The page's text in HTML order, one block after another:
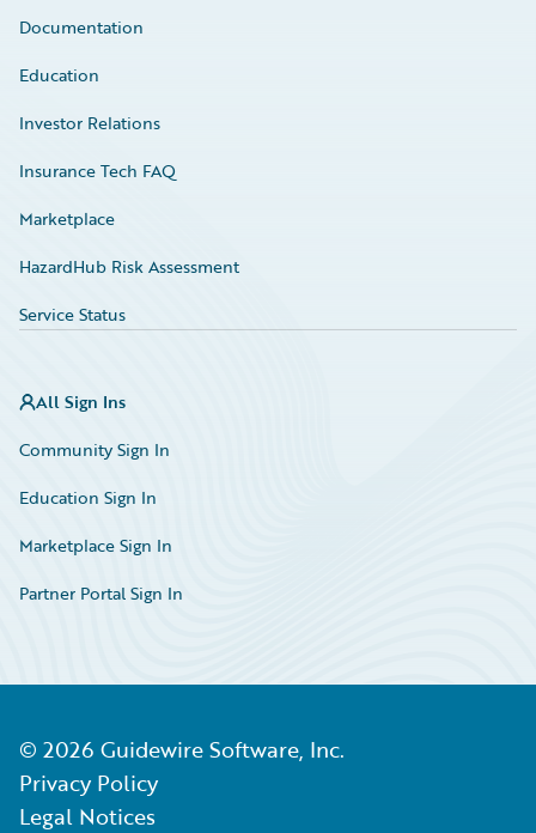
Documentation
Education
Investor Relations
Insurance Tech FAQ
Marketplace
HazardHub Risk Assessment
Service Status
All Sign Ins
Community Sign In
Education Sign In
Marketplace Sign In
Partner Portal Sign In
© 2026 Guidewire Software, Inc.
Privacy Policy
Legal Notices